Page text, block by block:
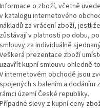
Informace o zboží, včetně
v katalogu internetového
nákladů za vrácení zboží,
zůstávají v platnosti po dobu,
smlouvy za individuálně
Veškerá prezentace zboží
uzavřít kupní smlouvu ohledně
V internetovém obchodě jsou
spojených s balením a
rámci území České republiky.
Případné slevy z kupní ceny